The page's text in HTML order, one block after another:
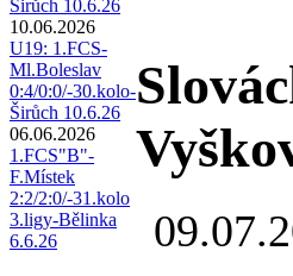
Širůch 10.6.26
10.06.2026
U19: 1.FCS-
Ml.Boleslav
0:4/0:0/-30.kolo-
Širůch 10.6.26
06.06.2026
1.FCS"B"-
F.Místek
2:2/2:0/-31.kolo
3.ligy-Bělinka
6.6.26